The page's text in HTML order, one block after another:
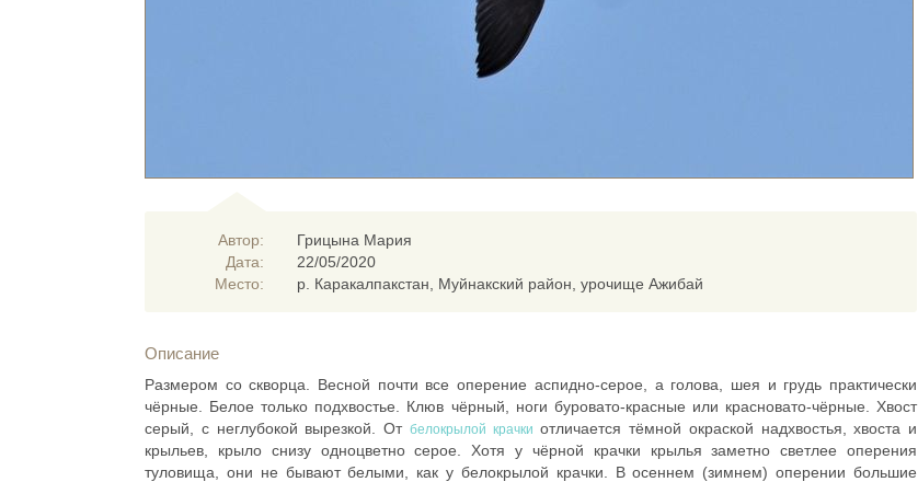
Автор:
Дата:
Место:
Грицына Мария
22/05/2020
р. Каракалпакстан, Муйнакский район, урочище Ажибай
Описание
Размером со скворца. Весной почти все оперение аспидно-серое, а голова, шея и грудь практически
чёрные. Белое только подхвостье. Клюв чёрный, ноги буровато-красные или красновато-чёрные. Хвост
серый, с неглубокой вырезкой. От белокрылой крачки отличается тёмной окраской надхвостья, хвоста и
крыльев, крыло снизу одноцветно серое. Хотя у чёрной крачки крылья заметно светлее оперения
туловища, они не бывают белыми, как у белокрылой крачки. В осеннем (зимнем) оперении большие